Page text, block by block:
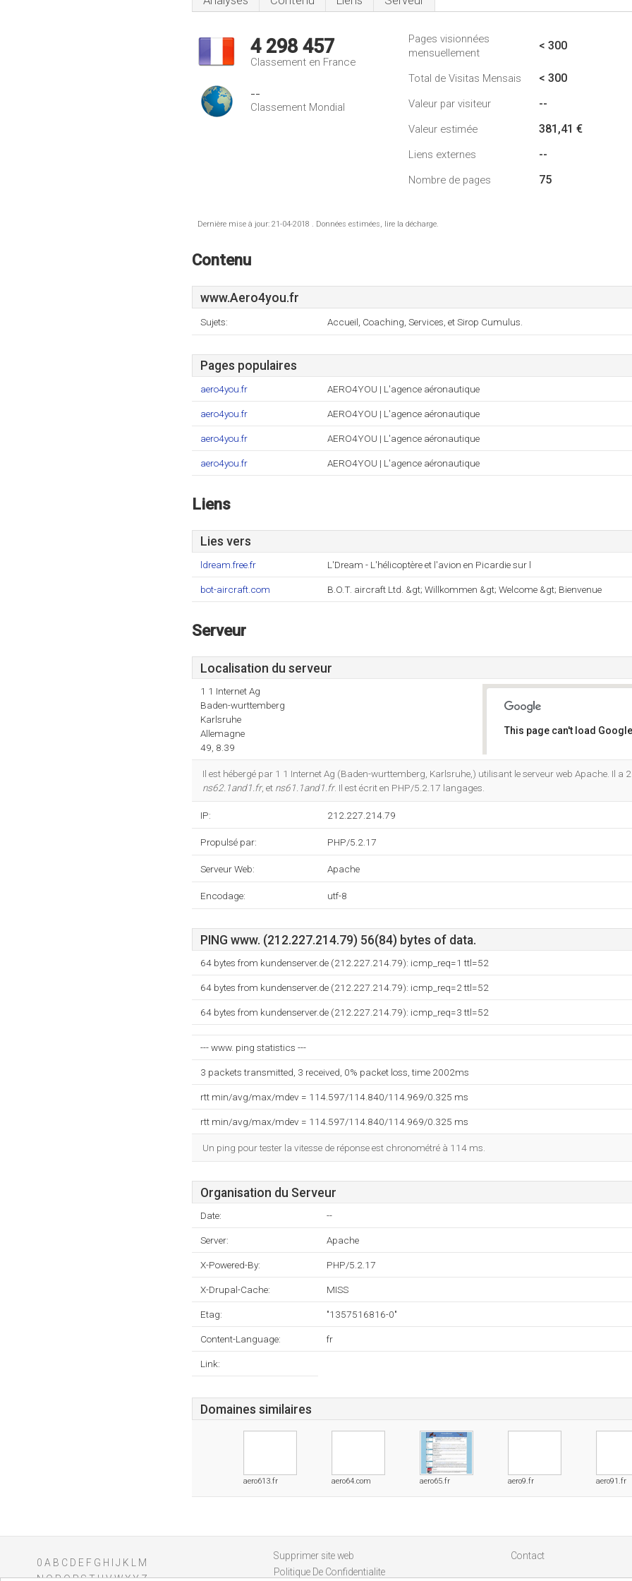
4 298 457
Classement en France
--
Classement Mondial
Pages visionnées
mensuellement
< 300
Total de Visitas Mensais < 300
Valeur par visiteur --
Valeur estimée 381,41 €
Liens externes --
Nombre de pages 75
Dernière mise à jour: 21-04-2018 . Données estimées, lire la décharge.
Contenu
www.Aero4you.fr
Sujets: Accueil, Coaching, Services, et Sirop Cumulus.
Pages populaires
aero4you.fr AERO4YOU | L'agence aéronautique
aero4you.fr AERO4YOU | L'agence aéronautique
aero4you.fr AERO4YOU | L'agence aéronautique
aero4you.fr AERO4YOU | L'agence aéronautique
Liens
Lies vers
ldream.free.fr L'Dream - L'hélicoptère et l'avion en Picardie sur l
bot-aircraft.com B.O.T. aircraft Ltd. &gt; Willkommen &gt; Welcome &gt; Bienvenue
Serveur
Localisation du serveur
1 1 Internet Ag
Baden-wurttemberg
Karlsruhe
Allemagne
49, 8.39
This page can't load
Il est hébergé par 1 1 Internet Ag (Baden-wurttemberg, Karlsruhe,) utilisant le serveur web Apache. Il a 2
ns62.1and1.fr, et ns61.1and1.fr. Il est écrit en PHP/5.2.17 langages.
IP: 212.227.214.79
Propulsé par: PHP/5.2.17
Serveur Web: Apache
Encodage: utf-8
PING www. (212.227.214.79) 56(84) bytes of data.
64 bytes from kundenserver.de (212.227.214.79): icmp_req=1 ttl=52
64 bytes from kundenserver.de (212.227.214.79): icmp_req=2 ttl=52
64 bytes from kundenserver.de (212.227.214.79): icmp_req=3 ttl=52
--- www. ping statistics ---
3 packets transmitted, 3 received, 0% packet loss, time 2002ms
rtt min/avg/max/mdev = 114.597/114.840/114.969/0.325 ms
rtt min/avg/max/mdev = 114.597/114.840/114.969/0.325 ms
Un ping pour tester la vitesse de réponse est chronométré à 114 ms.
Organisation du Serveur
Date: --
Server: Apache
X-Powered-By: PHP/5.2.17
X-Drupal-Cache: MISS
Etag: "1357516816-0"
Content-Language: fr
Link:
Domaines similaires
aero613.fr aero64.com aero65.fr aero9.fr aero91.fr
0 A B C D E F G H J K
M
Supprimer site web
Politique De Confidentialite
Contact